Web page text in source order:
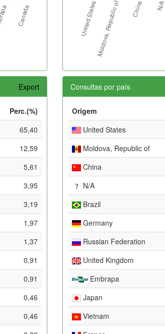
Export
Perc.(%)
65,40
12,59
5,61
3,95
3,19
1,97
1,37
0,91
0,91
0,46
0,46
Consultas por país
Origem
United States
Moldova, Republic of
China
N/A
Brazil
Germany
Russian Federation
United Kingdom
Embrapa
Japan
Vietnam